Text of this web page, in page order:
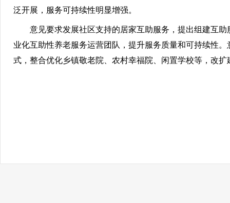
泛开展，服务可持续性明显增强。
意见要求发展社区支持的居家互助服务，提出组建互
业化互助性养老服务运营团队，提升服务质量和可持续性
式，整合优化乡镇敬老院、农村幸福院、闲置学校等，改